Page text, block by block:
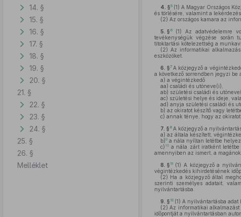
14. §
15. §
16. §
17. §
18. §
19. §
20. §
21. §
22. §
23. §
24. §
25. §
26. §
Melléklet
4. §5 (1) A Magyar Országos
és törlésére, valamint a
(2) Az országos kamara az
5. § 6 (1) Az adatvédelemre
tevékenységük végzése során
titoktartási kötelezettség a
(2) Az informatikai
eszközöket.
6. §7 A közjegyző a
a következő sorrendben jegyzi be
a) a végintézkedő
aa) családi és utóneve(i),
ab) születési családi és
ac) születési helye és ideje,
ad) anyja születési családi és
b) az okiratot készítő vagy
c) annak ténye, hogy az
7. § 8 A közjegyző a
a) az általa készített,
b)9a nála nyíltan letétbe
c) 10a nála zárt iratként letétbe
amennyiben az ismert, a
8. § 11 (1) A közjegyző a
végintézkedés kihirdetésének
(2) Ha a közjegyző által
szerinti személyes adatait,
nyilvántartásba.
9. § 12 (1) A nyilvántartásba adat
(2) Az informatikai
időpontját a nyilvántartásban